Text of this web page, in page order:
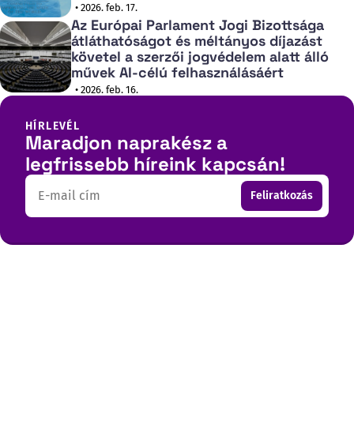
• 2026. feb. 17.
Az Európai Parlament Jogi Bizottsága
átláthatóságot és méltányos díjazást
követel a szerzői jogvédelem alatt álló
művek AI-célú felhasználásáért
• 2026. feb. 16.
HÍRLEVÉL
Maradjon naprakész a
legfrissebb híreink kapcsán!
Email Feliratkozás